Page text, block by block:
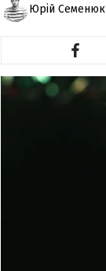
Юрій Семенюк